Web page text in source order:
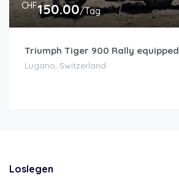
CHF150.00/Tag
Triumph Tiger 900 Rally equipped
Lugano, Switzerland
Loslegen